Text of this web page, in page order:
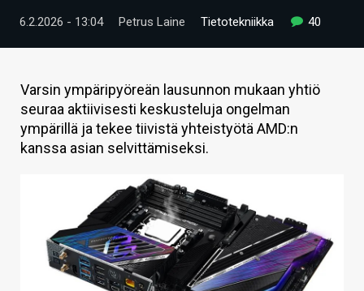
TECHBBS
HINTA.FI
KAUPPA
VAIHDA TEEMA
HAKU
6.2.2026 - 13:04 Petrus Laine Tietotekniikka 40
Varsin ympäripyöreän lausunnon mukaan yhtiö
seuraa aktiivisesti keskusteluja ongelman
ympärillä ja tekee tiivistä yhteistyötä AMD:n
kanssa asian selvittämiseksi.